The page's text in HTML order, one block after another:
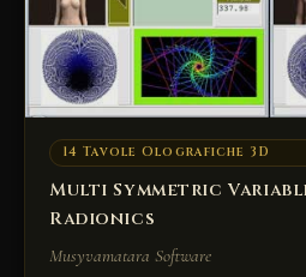
14 Tavole Olografiche 3D
Multi Symmetric
Radionics
Musyvamatara Software